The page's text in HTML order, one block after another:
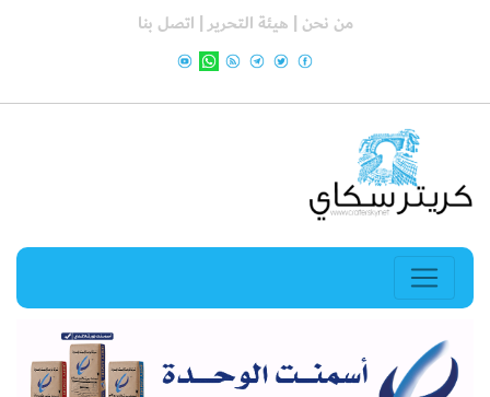
من نحن | هيئة التحرير | اتصل بنا